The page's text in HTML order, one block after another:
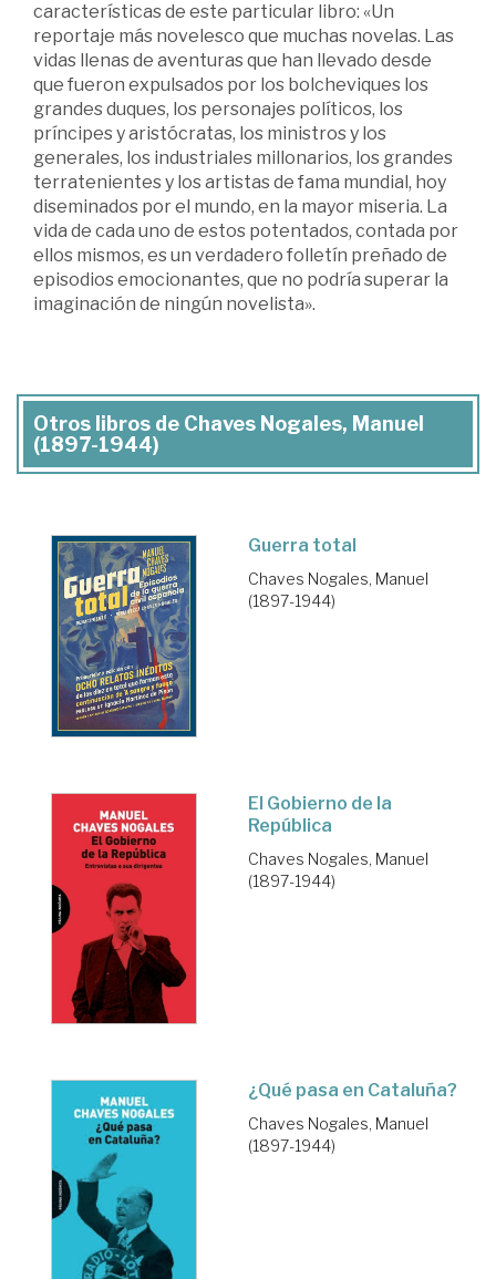
características de este particular libro: «Un
reportaje más novelesco que muchas novelas. Las
vidas llenas de aventuras que han llevado desde
que fueron expulsados por los bolcheviques los
grandes duques, los personajes políticos, los
príncipes y aristócratas, los ministros y los
generales, los industriales millonarios, los grandes
terratenientes y los artistas de fama mundial, hoy
diseminados por el mundo, en la mayor miseria. La
vida de cada uno de estos potentados, contada por
ellos mismos, es un verdadero folletín preñado de
episodios emocionantes, que no podría superar la
imaginación de ningún novelista».
Otros libros de Chaves Nogales, Manuel
(1897-1944)
Guerra total
Chaves Nogales, Manuel
(1897-1944)
El Gobierno de la
República
Chaves Nogales, Manuel
(1897-1944)
¿Qué pasa en Cataluña?
Chaves Nogales, Manuel
(1897-1944)